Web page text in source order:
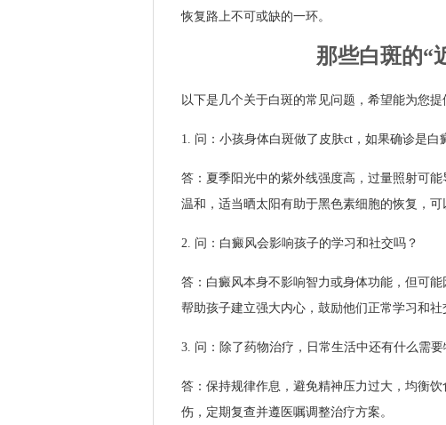
恢复路上不可或缺的一环。
那些白斑的“
以下是几个关于白斑的常见问题，希望能为您提
1. 问：小孩身体白斑做了皮肤ct，如果确诊是白
答：夏季阳光中的紫外线强度高，过量照射可
温和，适当晒太阳有助于黑色素细胞的恢复，可
2. 问：白癜风会影响孩子的学习和社交吗？
答：白癜风本身不影响智力或身体功能，但可
帮助孩子建立强大内心，鼓励他们正常学习和社
3. 问：除了药物治疗，日常生活中还有什么需要
答：保持规律作息，避免精神压力过大，均衡
伤，定期复查并遵医嘱调整治疗方案。